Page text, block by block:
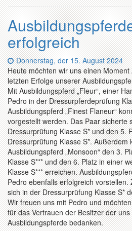
erfolgreich
Datum:
Donnerstag, der 15. August 2024
Heute möchten wir uns einen
letzten Erfolge unserer
Mit Ausbildungspferd „Fleur“, einer
Pedro in der Dressurpferdeprüfung
Ausbildungspferd „Finest Flaneur“
vorgestellt werden. Das Paar sicherte
Dressurprüfung Klasse S* und den 5.
Dressurprüfung Klasse S*. Außerdem
Ausbildungspferd „Monsoon“ den 3.
Klasse S*** und den 6. Platz in einer
Klasse S*** erreichen.
Pedro ebenfalls erfolgreich
sich in der Dressurprüfung Klasse S*
Wir freuen uns mit Pedro und
für das Vertrauen der Besitzer der
Ausbildungspferde bedanken.